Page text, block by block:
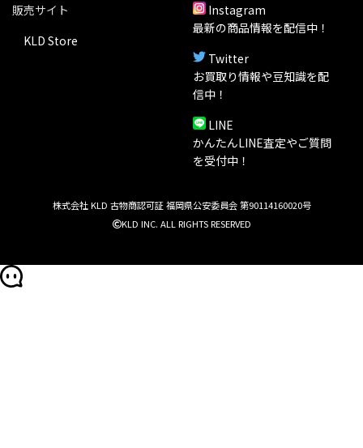
販売サイト
KLD Store
Instagram
最新の商品情報を配信中！
Twitter
お買取り情報や豆知識を配
信中！
LINE
かんたんLINE査定やご質問
を受付中！
株式会社 KLD 古物商認可証 福岡県公安委員会 第90114160020号
KLD INC. ALL RIGHTS RESERVED